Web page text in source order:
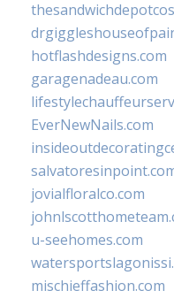
hotflashdesigns.com
garagenadeau.com
EverNewNails.com
jovialfloralco.com
u-seehomes.com
mischieffashion.com